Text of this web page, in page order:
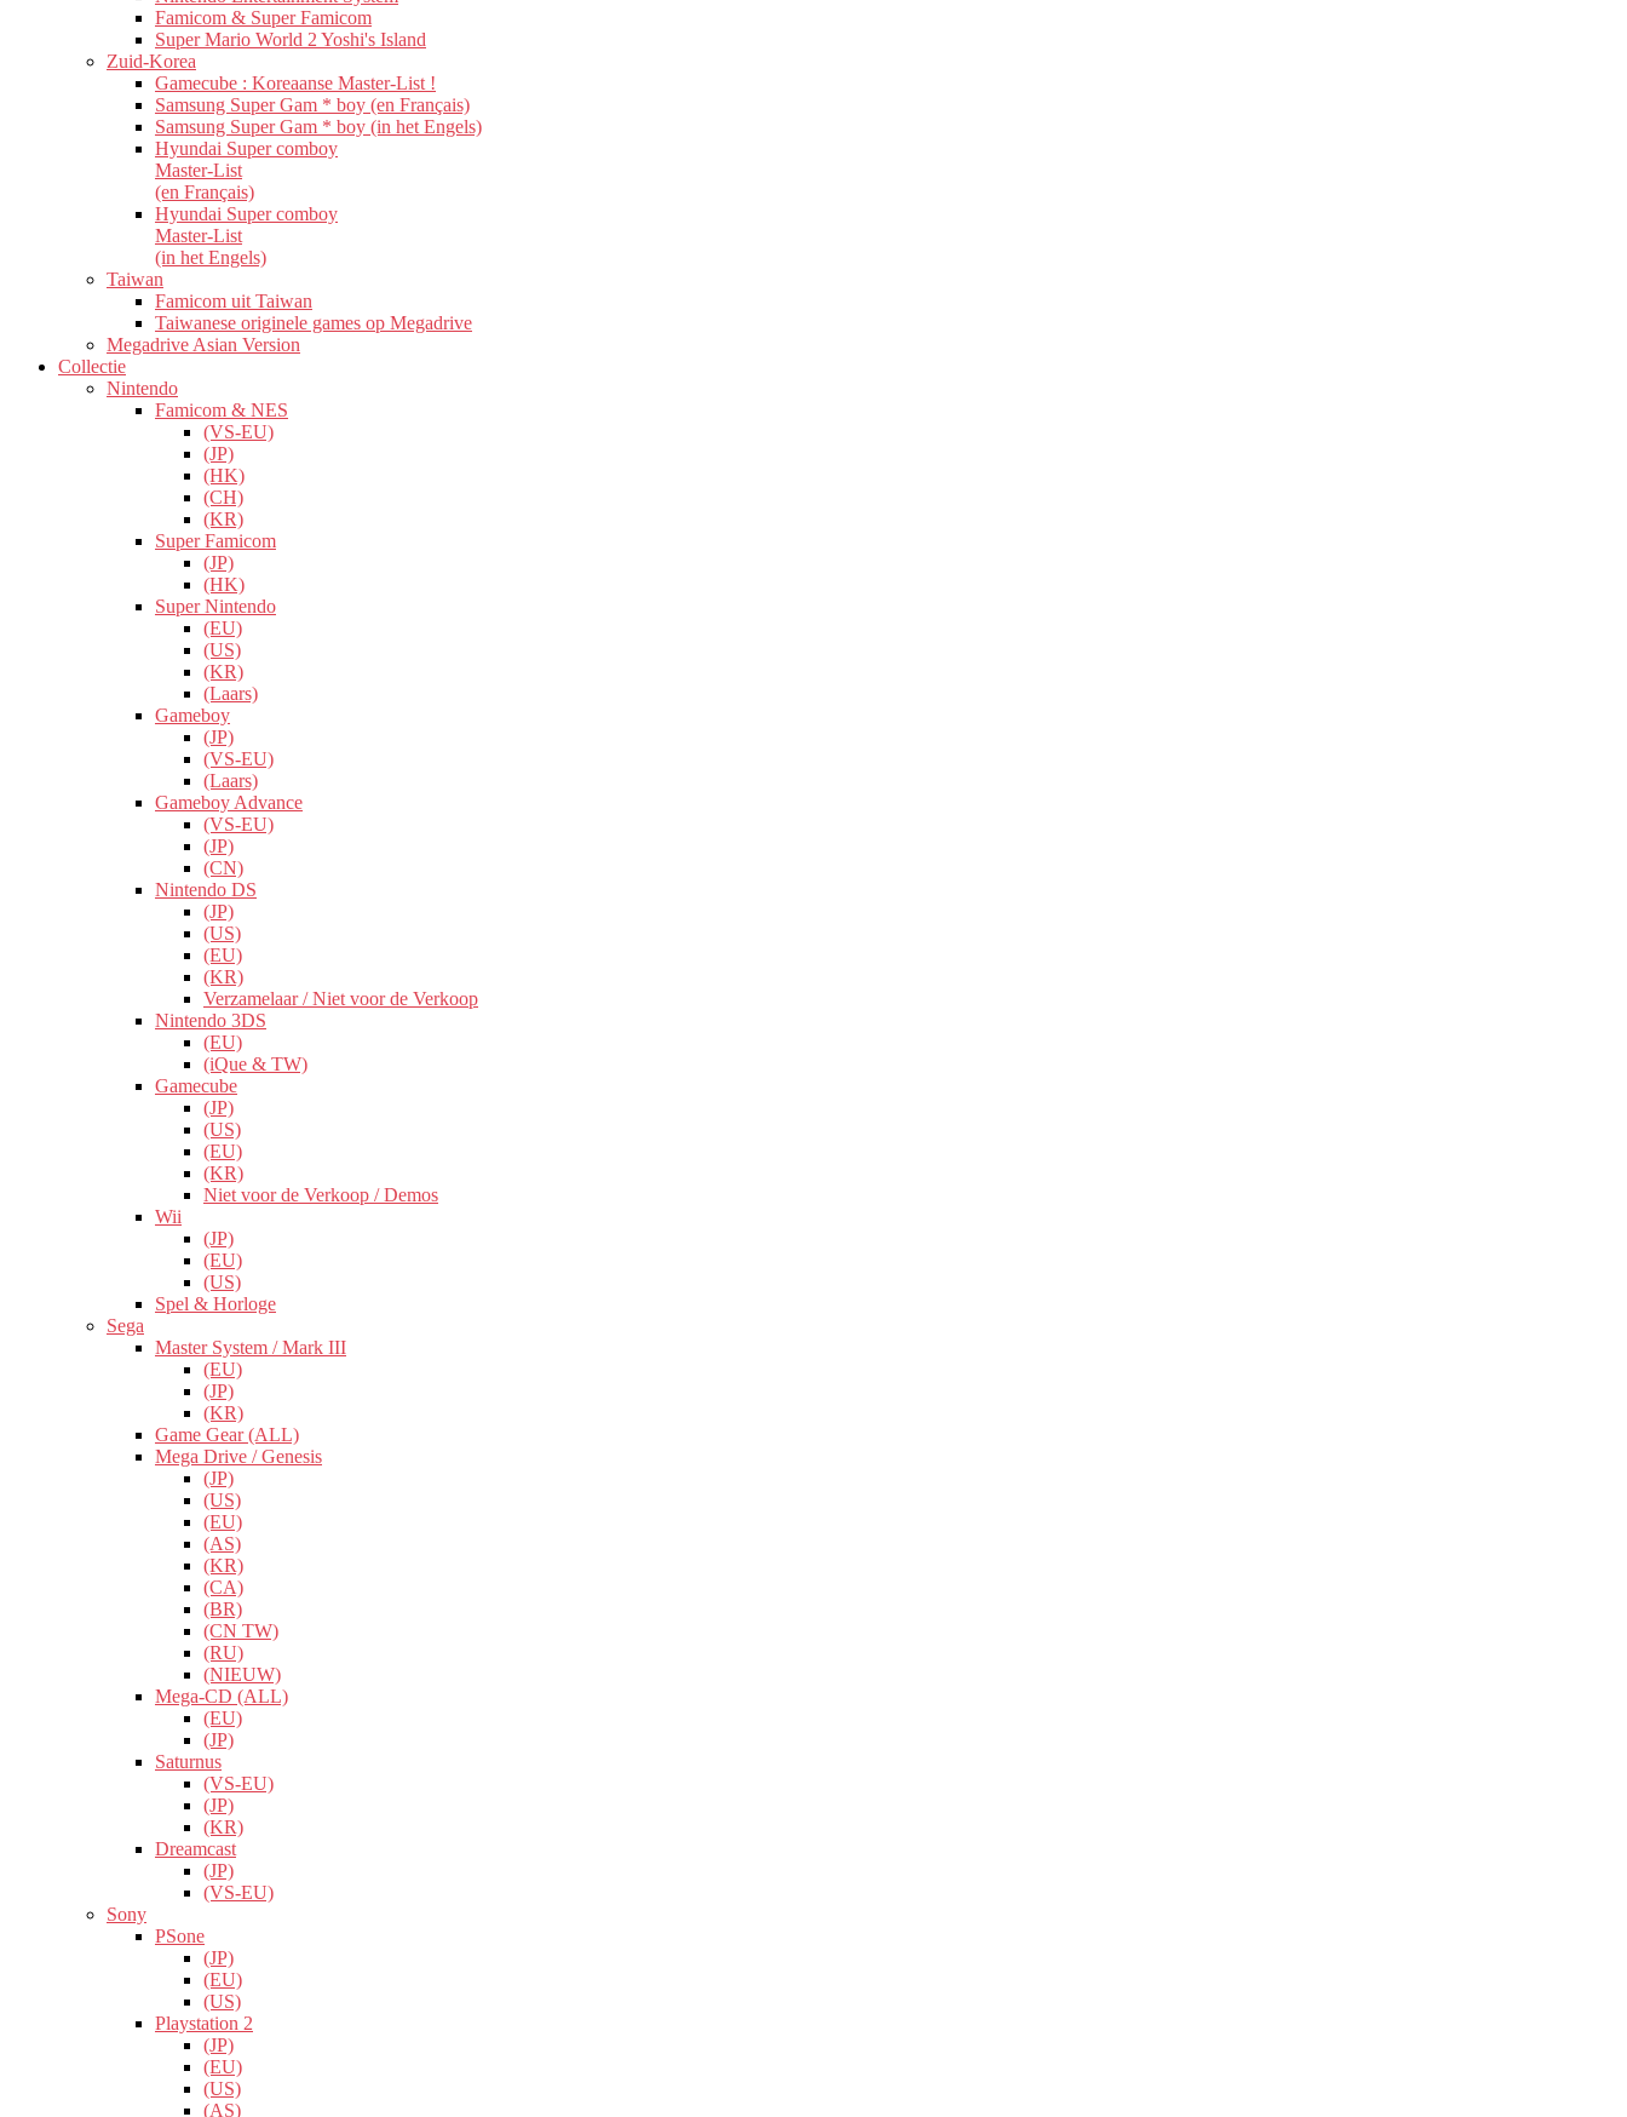
Famicom & Super Famicom
Super Mario World 2 Yoshi's Island
Zuid-Korea
Gamecube : Koreaanse Master-List !
Samsung Super Gam * boy (en Français)
Samsung Super Gam * boy (in het Engels)
Hyundai Super comboy
Master-List
(en Français)
Hyundai Super comboy
Master-List
(in het Engels)
Taiwan
Famicom uit Taiwan
Taiwanese originele games op Megadrive
Megadrive Asian Version
Collectie
Nintendo
Famicom & NES
(VS-EU)
(JP)
(HK)
(CH)
(KR)
Super Famicom
(JP)
(HK)
Super Nintendo
(EU)
(US)
(KR)
(Laars)
Gameboy
(JP)
(VS-EU)
(Laars)
Gameboy Advance
(VS-EU)
(JP)
(CN)
Nintendo DS
(JP)
(US)
(EU)
(KR)
Verzamelaar / Niet voor de Verkoop
Nintendo 3DS
(EU)
(iQue & TW)
Gamecube
(JP)
(US)
(EU)
(KR)
Niet voor de Verkoop / Demos
Wii
(JP)
(EU)
(US)
Spel & Horloge
Sega
Master System / Mark III
(EU)
(JP)
(KR)
Game Gear (ALL)
Mega Drive / Genesis
(JP)
(US)
(EU)
(AS)
(KR)
(CA)
(BR)
(CN TW)
(RU)
(NIEUW)
Mega-CD (ALL)
(EU)
(JP)
Saturnus
(VS-EU)
(JP)
(KR)
Dreamcast
(JP)
(VS-EU)
Sony
PSone
(JP)
(EU)
(US)
Playstation 2
(JP)
(EU)
(US)
(AS)